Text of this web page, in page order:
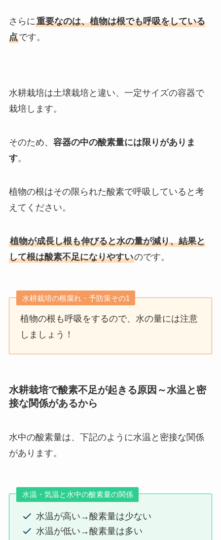
さらに重要なのは、植物は根でも呼吸をしている
点です。
水耕栽培は土壌栽培と違い、一定サイズの容器で
栽培します。
そのため、 容器の中の酸素量には限りがありま
す。
植物の根はその限られた酸素で呼吸していると考
えてください。
植物が成長し根も伸びると水の量が減り、結果と
して根は酸素不足になりやすいのです。
水耕栽培の根腐れ・予防策その1
植物の根も呼吸をするので、水の量には注意
しましょう！
水耕栽培で酸素不足が起きる原因～水温と密
接な関係があるから
水中の酸素量は、下記のように水温と密接な関係
があります。
水温・気温と水中の酸素量の関係
水温が高い→酸素量は少ない
水温が低い→酸素量は多い